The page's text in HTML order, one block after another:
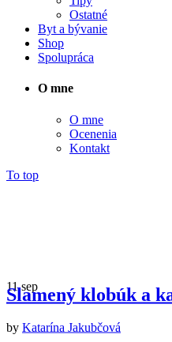
Ostatné
Byt a bývanie
Shop
Spolupráca
O mne
O mne
Ocenenia
Kontakt
To top
Archive
11sep
Slamený klobúk a
by Katarína Jakubčová